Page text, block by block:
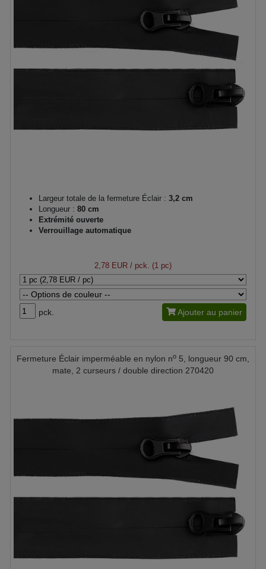
Largeur totale de la fermeture Éclair : 3,2 cm
Longueur : 80 cm
Extrémité ouverte
Verrouillage automatique
2,78 EUR / pck. (1 pc)
pck. Ajouter au panier
Fermeture Éclair imperméable en nylon no 5, longueur 90 cm,
mate, 2 curseurs / double direction 270420